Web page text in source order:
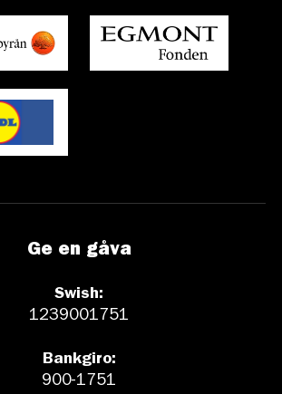
Ge en gåva
Swish:
1239001751
Bankgiro:
900-1751